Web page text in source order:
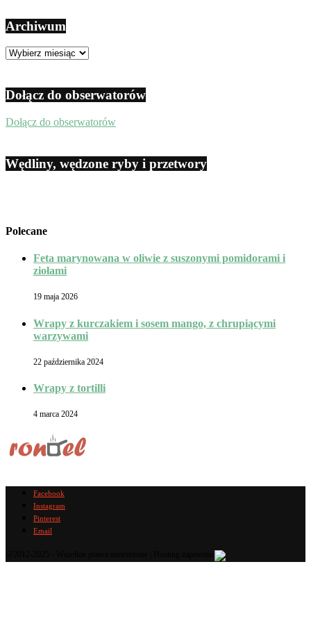
Archiwum
Archiwum
Dołącz do obserwatorów
Dołącz do obserwatorów
Wędliny, wędzone ryby i przetwory
Polecane
Feta marynowana w oliwie z suszonymi pomidorami i
ziołami
19 maja 2026
Wrapy z kurczakiem i sosem mango, z chrupiącymi
warzywami
22 października 2024
Wrapy z tortilli
4 marca 2024
Facebook
Instagram
Pinterest
Email